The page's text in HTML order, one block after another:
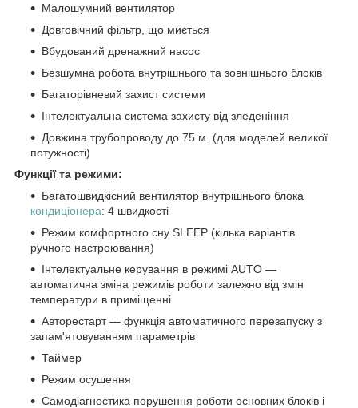
Малошумний вентилятор
Довговічний фільтр, що миється
Вбудований дренажний насос
Безшумна робота внутрішнього та зовнішнього блоків
Багаторівневий захист системи
Інтелектуальна система захисту від зледеніння
Довжина трубопроводу до 75 м. (для моделей великої
потужності)
Функції та режими:
Багатошвидкісний вентилятор внутрішнього блока
кондиціонера: 4 швидкості
Режим комфортного сну SLEЕР (кілька варіантів
ручного настроювання)
Інтелектуальне керування в режимі AUTO —
автоматична зміна режимів роботи залежно від змін
температури в приміщенні
Авторестарт — функція автоматичного перезапуску з
запам'ятовуванням параметрів
Таймер
Режим осушення
Самодіагностика порушення роботи основних блоків і